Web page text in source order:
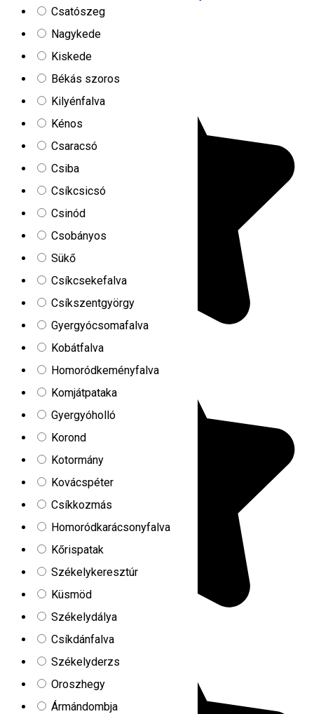
Csatószeg
Nagykede
Kiskede
Békás szoros
Kilyénfalva
Kénos
Csaracsó
Csiba
Csíkcsicsó
Csinód
Csobányos
Sükő
Csíkcsekefalva
Csíkszentgyörgy
Gyergyócsomafalva
Kobátfalva
Homoródkeményfalva
Komjátpataka
Gyergyóholló
Korond
Kotormány
Kovácspéter
Csíkkozmás
Homoródkarácsonyfalva
Kőrispatak
Székelykeresztúr
Küsmöd
Székelydálya
Csíkdánfalva
Székelyderzs
Oroszhegy
Ármándombja
Farkas Menedékház